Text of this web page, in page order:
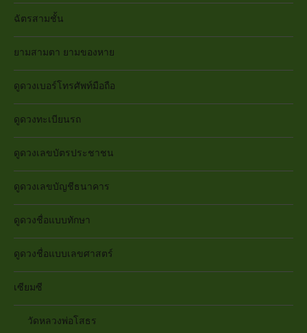
ฉัตรสามชั้น
ยามสามตา ยามของหาย
ดูดวงเบอร์โทรศัพท์มือถือ
ดูดวงทะเบียนรถ
ดูดวงเลขบัตรประชาชน
ดูดวงเลขบัญชีธนาคาร
ดูดวงชื่อแบบทักษา
ดูดวงชื่อแบบเลขศาสตร์
เซียมซี
วัดหลวงพ่อโสธร